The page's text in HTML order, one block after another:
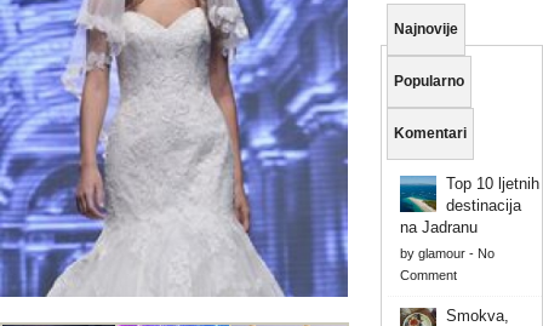
Najnovije
Popularno
Komentari
Top 10 ljetnih
destinacija
na Jadranu
by glamour- No
Comment
Smokva,